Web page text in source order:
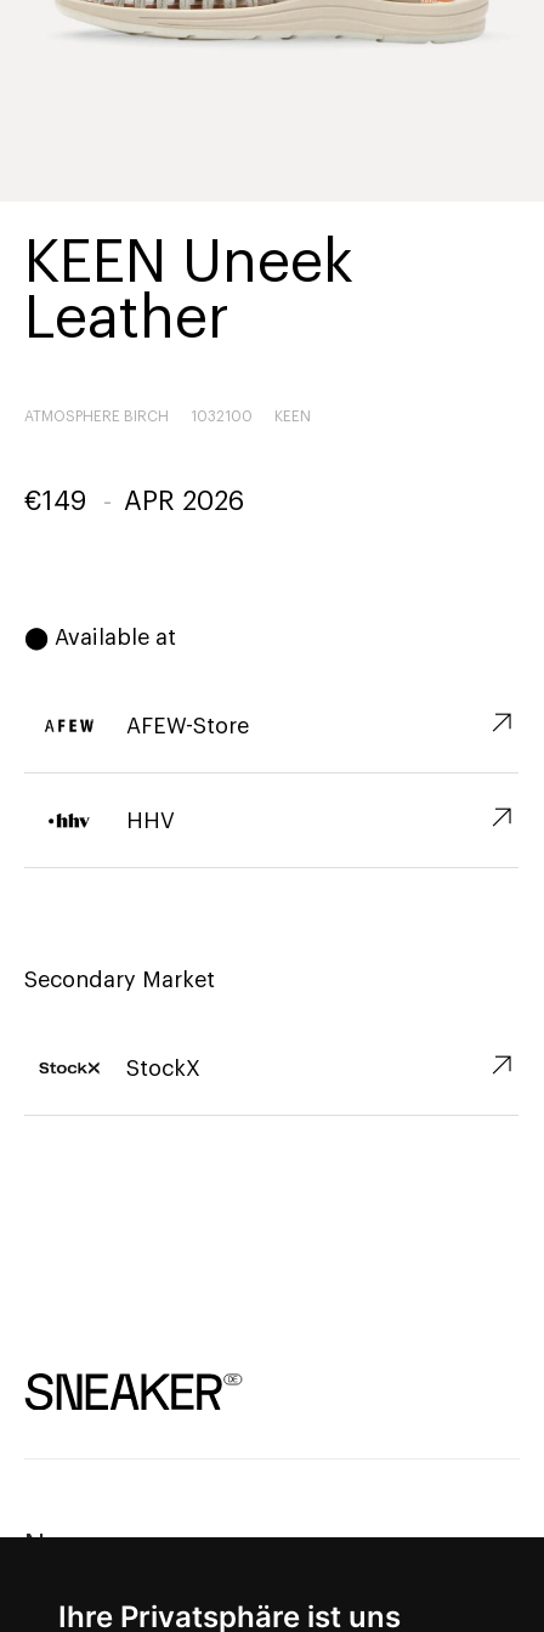
Ihre Privatsphäre ist uns
KEEN Uneek
Leather
ATMOSPHERE BIRCH 1032100 KEEN
€149 - APR 2026
⬤ Available at
AFEW-Store ↗︎
HHV ↗︎
Secondary Market
StockX ↗︎
News
About